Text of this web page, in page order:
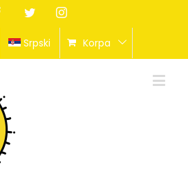
FacebookTwitterInstagram
Srpski Korpa